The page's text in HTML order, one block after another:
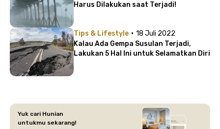
Harus Dilakukan saat Terjadi!
Tips & Lifestyle · 18 Juli 2022
Kalau Ada Gempa Susulan Terjadi,
Lakukan 5 Hal Ini untuk Selamatkan Diri
Yuk cari Hunian
untukmu sekarang!